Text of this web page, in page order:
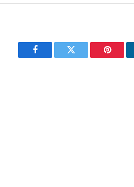
Facebook Twitter